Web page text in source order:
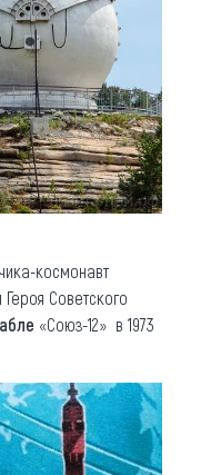
космонавт
Советского
«Союз-12» в 1973